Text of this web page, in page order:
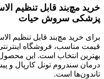
خرید مچ‌بند قابل تنظیم
پزشکی سروش حیات
برای خرید مچ‌بند قابل تنظیم
قیمت مناسب، فروشگاه
بهترین انتخاب است. این
درمان سندروم تونل کارپال و
تاندون‌ها است.